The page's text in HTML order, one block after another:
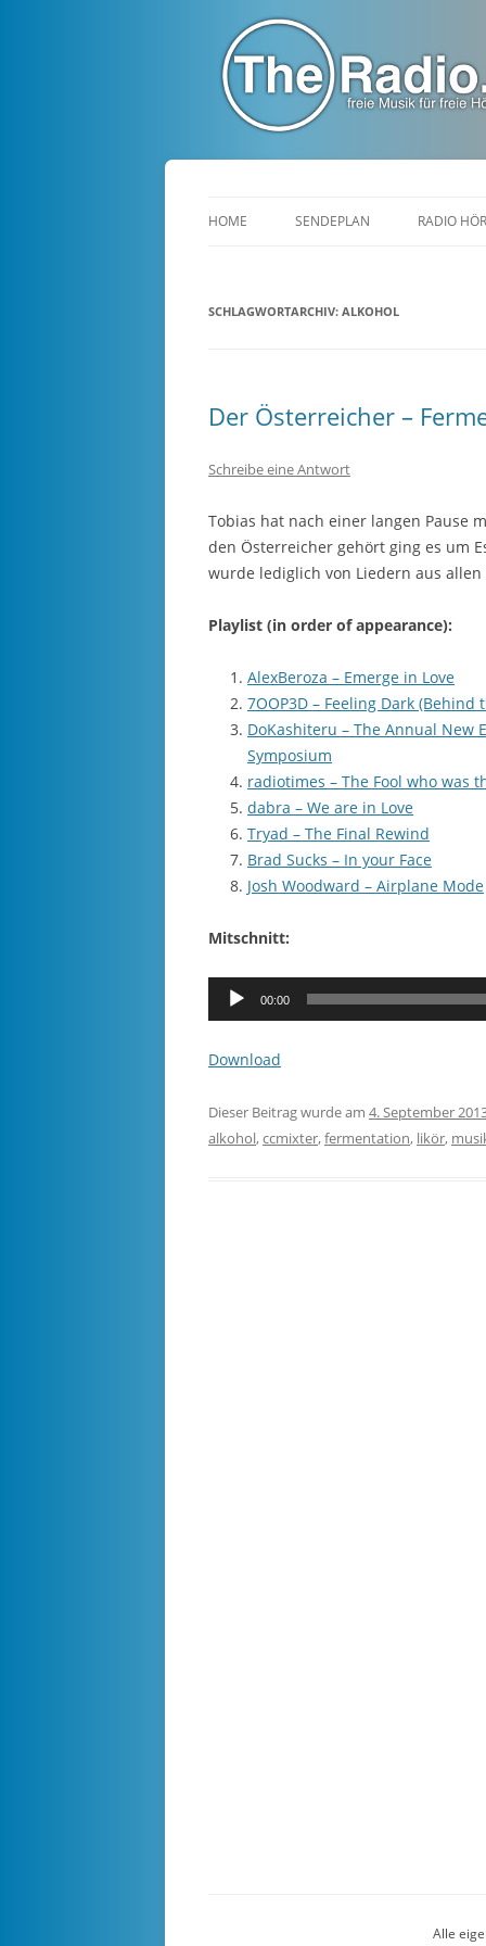
HOME SENDEPLAN RADIO
SCHLAGWORTARCHIV: ALKOHOL
Der Österreicher –
Schreibe eine Antwort
Tobias hat nach einer langen Pause
den Österreicher gehört ging es um
wurde lediglich von Liedern aus
Playlist (in order of appearance):
AlexBeroza – Emerge in Love
7OOP3D – Feeling Dark (Behind
DoKashiteru – The Annual New
Symposium
radiotimes – The Fool who was
dabra – We are in Love
Tryad – The Final Rewind
Brad Sucks – In your Face
Josh Woodward – Airplane Mode
Mitschnitt:
Audio-
00:00
Download
Dieser Beitrag wurde am 4. September
alkohol,ccmixter,fermentation, likör,
Alle